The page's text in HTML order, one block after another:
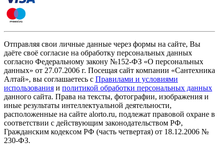
Отправляя свои личные данные через формы на сайте, Вы
даёте своё согласие на обработку персональных данных
согласно Федеральному закону №152-ФЗ «О персональных
данных» от 27.07.2006 г. Посещая сайт компании «Cантехника
Алтай», вы соглашаетесь с Правилами и условиями
использования и политикой обработки персональных данных
данного сайта. Права на тексты, фотографии, изображения и
иные результаты интеллектуальной деятельности,
расположенные на сайте alorto.ru, подлежат правовой охране в
соответствии с действующим законодательством РФ,
Гражданским кодексом РФ (часть четвертая) от 18.12.2006 №
230-ФЗ.